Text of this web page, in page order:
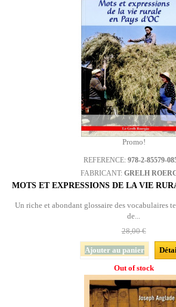
Promo!
REFERENCE: 978-2-85579-
FABRICANT: GRELH
MOTS ET EXPRESSIONS DE LA VIE
Un riche et abondant glossaire des vocabulaires
de...
28,00 €
Ajouter au panier
Out of stock